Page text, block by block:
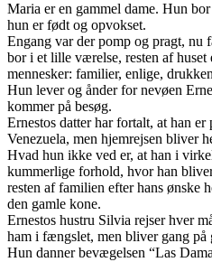
Maria er en gammel dame. Hun
hun er født og opvokset.
Engang var der pomp og pragt,
bor i et lille værelse, resten af huset
mennesker: familier, enlige,
Hun lever og ånder for nevøen
kommer på besøg.
Ernestos datter har fortalt, at han
Venezuela, men hjemrejsen bliver
Hvad hun ikke ved er, at han i
kummerlige forhold, hvor han
resten af familien efter hans ønske
den gamle kone.
Ernestos hustru Silvia rejser hver
ham i fængslet, men bliver gang på
Hun danner bevægelsen “Las